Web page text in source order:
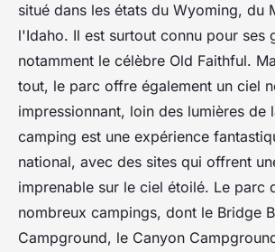
situé dans les états du Wyoming, du
l'Idaho. Il est surtout connu pour ses
notamment le célèbre Old Faithful.
tout, le parc offre également un ciel
impressionnant, loin des lumières de
camping est une expérience
national, avec des sites qui offrent
imprenable sur le ciel étoilé. Le parc
nombreux campings, dont le Bridge
Campground, le Canyon